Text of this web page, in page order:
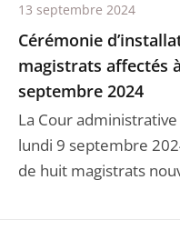
Cérémonie
magistrats affectés
septembre 2024
La Cour administrative
lundi 9 septembre
de huit magistrats
13 septembre 2024